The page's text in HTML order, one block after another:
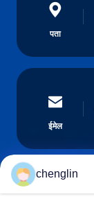
पता
ईमेल
chenglin